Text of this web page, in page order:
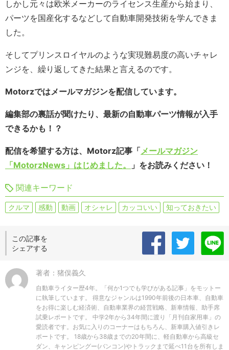
しかし元々は欧米メーカーのライセンス生産から始まり、
パーツを国産化するなどして自動車開発技術を学んできま
した。
そしてプリンスロイヤルのような実現難易度の高いチャレ
ンジを、繰り返してきた結果と言えるのです。
Motorzではメールマガジンを配信しています。
編集部の裏話が聞けたり、最新の自動車パーツ情報が入手
できるかも！？
配信を希望する方は、Motorz記事「メールマガジン
「MotorzNews」はじめました。
」をお読みください！
関連キーワード
クルマ 感動 動画 オシャレ カッコいい 知っておきたい
この記事を
シェアする
著者：猪俣義久
自動車ライター歴4年。「何か1つでも学びがある記事」をモットー
に執筆しています。 得意なジャンルは1990年前後の日本車、自動車
をお得に楽しむ経済術、自動車業界の経営戦略、新車情報、助手席
試乗レポートです。 中学2年から34年間に渡り「月刊自家用車」の
愛読者です。お気に入りのコーナーはもちろん、新車購入値引きレ
ポートです。 18歳から38歳までの20年間に、軽自動車から高級セ
ダン、キャンピングー(バンコン)やトラックまで延べ11台を所有しま